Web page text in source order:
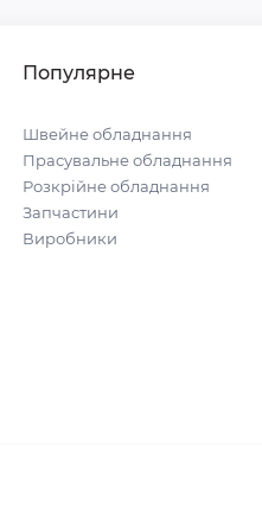
Популярне
Швейне обладнання
Прасувальне обладнання
Розкрійне обладнання
Запчастини
Виробники